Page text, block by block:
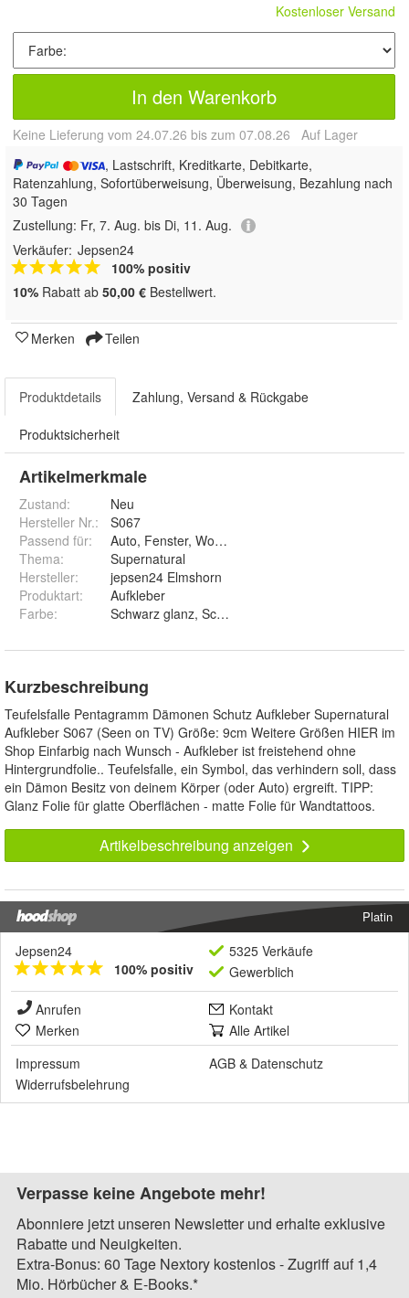
Kostenloser Versand
In den Warenkorb
Keine Lieferung vom 24.07.26 bis zum 07.08.26 Auf Lager
, Lastschrift, Kreditkarte, Debitkarte,
Ratenzahlung, Sofortüberweisung, Überweisung, Bezahlung nach
30 Tagen
Zustellung: Fr, 7. Aug. bis Di, 11. Aug.
Verkäufer: Jepsen24
100% positiv
10% Rabatt ab 50,00 € Bestellwert.
Merken Teilen
Produktdetails Zahlung, Versand & Rückgabe
Produktsicherheit
Artikelmerkmale
Zustand:
Neu
Hersteller Nr.:
S067
Passend für:
Auto, Fenster, Wohnwagen, Laptop, Wand
Thema:
Supernatural
Hersteller:
jepsen24 Elmshorn
Produktart:
Aufkleber
Farbe: Schwarz glanz, Schwarz matt, Weiß glanz, Weiß
Kurzbeschreibung
Teufelsfalle Pentagramm Dämonen Schutz Aufkleber Supernatural
Aufkleber S067 (Seen on TV) Größe: 9cm Weitere Größen HIER im
Shop Einfarbig nach Wunsch - Aufkleber ist freistehend ohne
Hintergrundfolie.. Teufelsfalle, ein Symbol, das verhindern soll, dass
ein Dämon Besitz von deinem Körper (oder Auto) ergreift. TIPP:
Glanz Folie für glatte Oberflächen - matte Folie für Wandtattoos.
Artikelbeschreibung anzeigen
Platin
Jepsen24
100% positiv
5325 Verkäufe
Gewerblich
Anrufen
Kontakt
Merken
Alle Artikel
Impressum
AGB & Datenschutz
Widerrufsbelehrung
Verpasse keine Angebote mehr!
Abonniere jetzt unseren Newsletter und erhalte exklusive
Rabatte und Neuigkeiten.
Extra-Bonus: 60 Tage Nextory kostenlos - Zugriff auf 1,4
Mio. Hörbücher & E-Books.*